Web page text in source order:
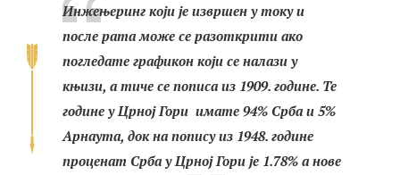
Инжењеринг који је извршен у току и
после рата може се разоткрити ако
погледате графикон који се налази у
књизи, а тиче се пописа из 1909. године. Те
године у Црној Гори имате 94% Срба и 5%
Арнаута, док на попису из 1948. године
проценат Срба у Црној Гори је 1.78% а нове